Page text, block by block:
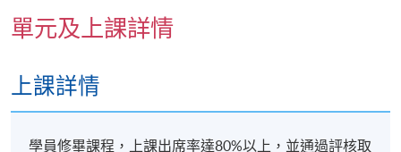
5. ｢我係邊位｣：自我介紹 (instagram portfolios)、如
好波裝備多篇：出位唔止靠把口
6. ｢三十秒求CLS｣：自說自話、動作示範、求分享、
點讚、訂閱等手法
單元及上課詳情
上課詳情
學員修畢課程，上課出席率達80%以上，並通過評核取